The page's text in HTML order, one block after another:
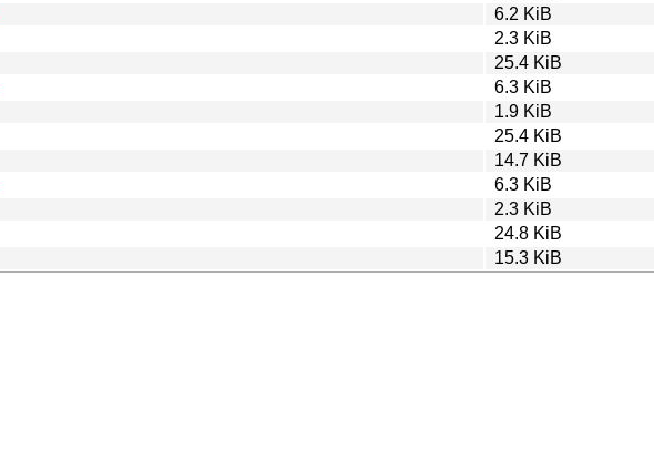
6.2 KiB
2.3 KiB
25.4 KiB
6.3 KiB
1.9 KiB
25.4 KiB
14.7 KiB
6.3 KiB
2.3 KiB
24.8 KiB
15.3 KiB